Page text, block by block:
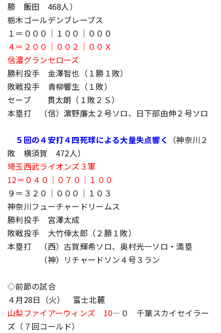
勝 飯田 468人）
栃木ゴールデンブレーブス
１＝０００｜１００｜０００
４＝２００｜００２｜００Ｘ
信濃グランセローズ
勝利投手 金澤智也（１勝１敗）
敗戦投手 青柳響生（１敗）
セーブ 貫太朗（１敗２Ｓ）
本塁打 （信）濵野廉太２号ソロ、日下部由伸２号ソロ
５回の４安打４四死球による大量失点響く
（神奈川２
敗 横須賀 472人）
埼玉西武ライオンズ３軍
12＝０４０｜０７０｜１００
９＝３２０｜０００｜１０３
神奈川フューチャードリームス
勝利投手 宮澤太成
敗戦投手 大竹倖太郎（２勝１敗）
本塁打 （西）古賀輝希ソロ、奥村光一ソロ・満塁
（神）リチャードソン４号３ラン
◇前節の試合
４月28日（火） 富士北麓
山梨ファイアーウィンズ 10―０ 千葉スカイセイラー
ズ（７回コールド）